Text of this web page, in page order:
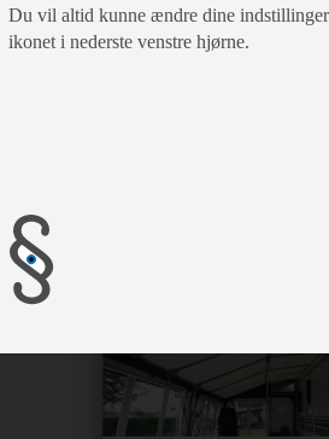
Du vil altid kunne ændre dine
ikonet i nederste venstre hjørne.